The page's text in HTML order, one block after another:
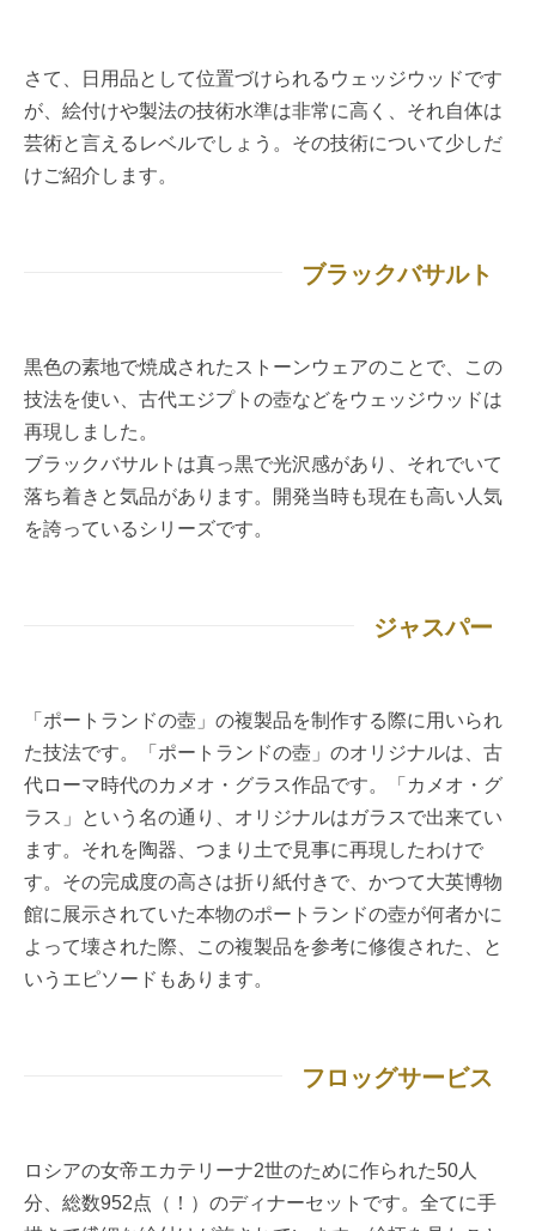
さて、日用品として位置づけられるウェッジウッドです
が、絵付けや製法の技術水準は非常に高く、それ自体は
芸術と言えるレベルでしょう。その技術について少しだ
けご紹介します。
ブラックバサルト
黒色の素地で焼成されたストーンウェアのことで、この
技法を使い、古代エジプトの壺などをウェッジウッドは
再現しました。
ブラックバサルトは真っ黒で光沢感があり、それでいて
落ち着きと気品があります。開発当時も現在も高い人気
を誇っているシリーズです。
ジャスパー
「ポートランドの壺」の複製品を制作する際に用いられ
た技法です。「ポートランドの壺」のオリジナルは、古
代ローマ時代のカメオ・グラス作品です。「カメオ・グ
ラス」という名の通り、オリジナルはガラスで出来てい
ます。それを陶器、つまり土で見事に再現したわけで
す。その完成度の高さは折り紙付きで、かつて大英博物
館に展示されていた本物のポートランドの壺が何者かに
よって壊された際、この複製品を参考に修復された、と
いうエピソードもあります。
フロッグサービス
ロシアの女帝エカテリーナ2世のために作られた50人
分、総数952点（！）のディナーセットです。全てに手